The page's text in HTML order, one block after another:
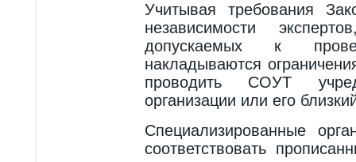
Учитывая требования
независимости
допускаемых к
накладываются
проводить СОУТ
организации или его
Специализированные
соответствовать